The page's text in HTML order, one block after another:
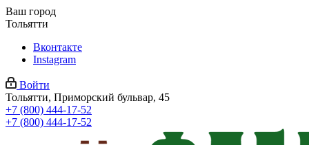
Ваш город
Тольятти
Вконтакте
Instagram
Войти
Тольятти, Приморский бульвар, 45
+7 (800) 444-17-52
+7 (800) 444-17-52